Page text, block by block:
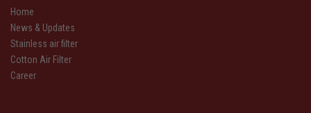
Home
News & Updates
Stainless air filter
Cotton Air Filter
Career